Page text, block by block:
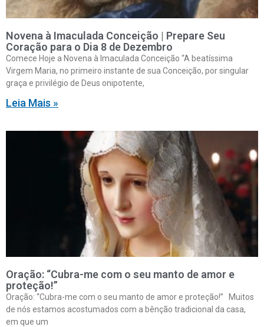
Novena à Imaculada Conceição | Prepare Seu
Coração para o Dia 8 de Dezembro
Comece Hoje a Novena à Imaculada Conceição “A beatíssima
Virgem Maria, no primeiro instante de sua Conceição, por singular
graça e privilégio de Deus onipotente,
Leia Mais »
Oração: “Cubra-me com o seu manto de amor e
proteção!”
Oração: “Cubra-me com o seu manto de amor e proteção!” Muitos
de nós estamos acostumados com a bênção tradicional da casa,
em que um